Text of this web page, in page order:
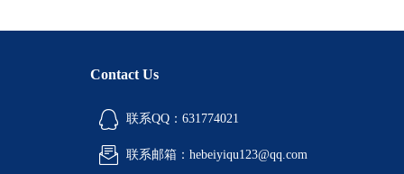
Contact Us
联系QQ：631774021
联系邮箱：hebeiyiqu123@qq.com